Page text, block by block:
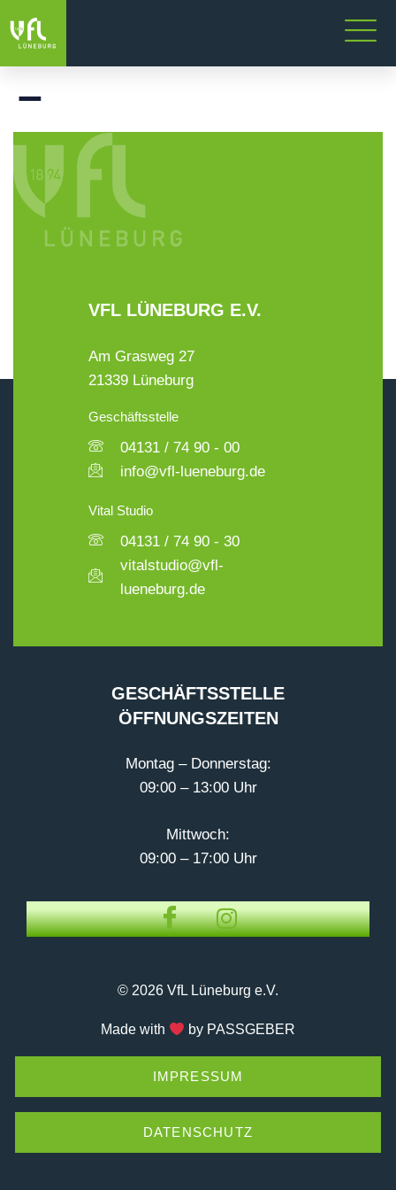
–
VFL LÜNEBURG E.V.
Am Grasweg 27
21339 Lüneburg
Geschäftsstelle
04131 / 74 90 - 00
info@vfl-lueneburg.de
Vital Studio
04131 / 74 90 - 30
vitalstudio@vfl-
lueneburg.de
GESCHÄFTSSTELLE
ÖFFNUNGSZEITEN
Montag – Donnerstag:
09:00 – 13:00 Uhr
Mittwoch:
09:00 – 17:00 Uhr
© 2026 VfL Lüneburg e.V.
Made with by PASSGEBER
IMPRESSUM
DATENSCHUTZ